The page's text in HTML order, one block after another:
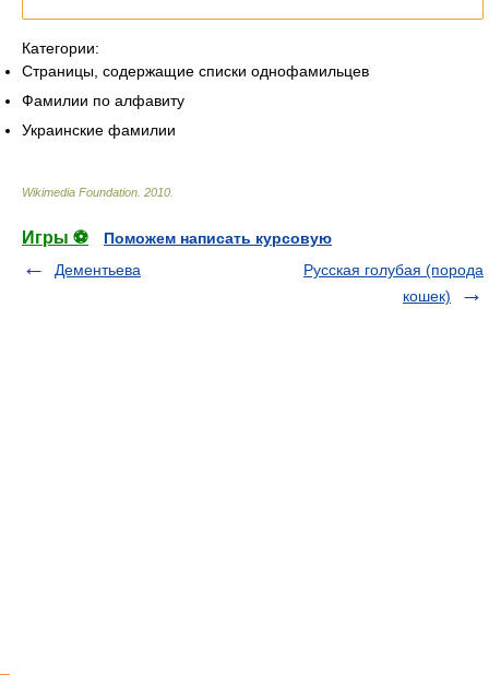
Категории:
Страницы, содержащие списки однофамильцев
Фамилии по алфавиту
Украинские фамилии
Wikimedia Foundation 2010
Игры ⚽
Поможем написать курсовую
Дементьева
Русская голубая (порода
кошек)